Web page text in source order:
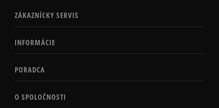
ZÁKAZNÍCKY SERVIS
INFORMÁCIE
PORADCA
O SPOLOČNOSTI